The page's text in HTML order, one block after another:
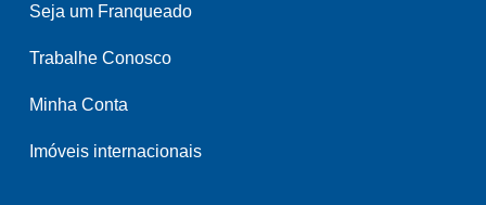
Seja um Franqueado
Trabalhe Conosco
Minha Conta
Imóveis internacionais